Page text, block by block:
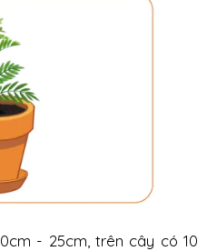
- 25cm, trên cây có 10